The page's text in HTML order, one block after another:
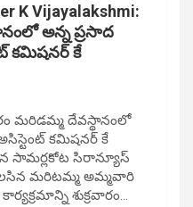
K Vijayalakshmi:
అన్న ప్రసాద
కమిషనర్ కే
మరిడమ్మ దేవస్థానంలో
కమిషనర్ కే
సామర్లకోట సిరాన్యూస్
మరిటమ్మ అమ్మవారి
శుక్రవారం…